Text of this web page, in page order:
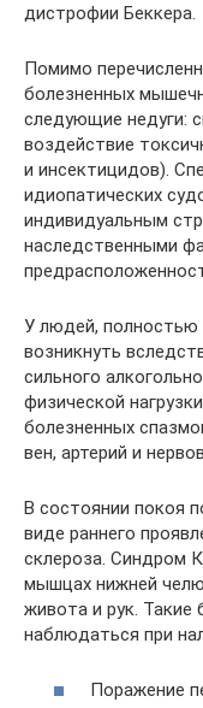
дистрофии Беккера.
Помимо
болезненных
следующие недуги:
воздействие
и инсектицидов).
идиопатических
индивидуальным
наследственными
У людей,
возникнуть
сильного
физической
болезненных
вен, артерий и
В состоянии покоя
виде раннего
склероза. Синдром
мышцах нижней
живота и рук.
наблюдаться при
Поражение